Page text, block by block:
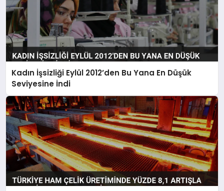
Kadın İşsizliği Eylül 2012’den Bu Yana En Düşük
Seviyesine İndi